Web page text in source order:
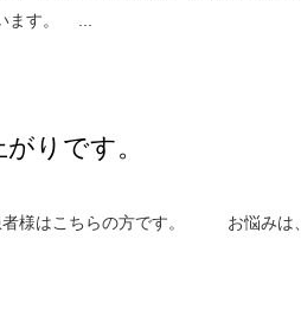
ます。 ...
りです。
様はこちらの方です。 お悩みは、